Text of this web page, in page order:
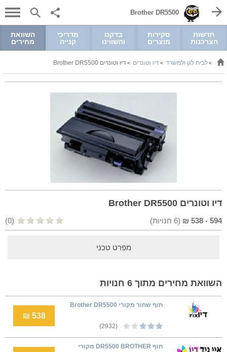
Brother DR5500
חדשות
הצרכנות
סקירות
מוצרים
בדקנו
והשווינו
מדריכי
קנייה
השוואת
מחירים
>לבית לגן ולמשרד >דיו וטונרים >דיו וטונרים Brother DR5500
דיו וטונרים Brother DR5500
594
-
538
₪
(
6 חנויות) (0)
מפרט טכני
השוואת מחירים מתוך 6 חנויות
תוף שחור מקורי Brother DR5500
(2932)
538 ₪
תוף DR5500 BROTHER מקורי